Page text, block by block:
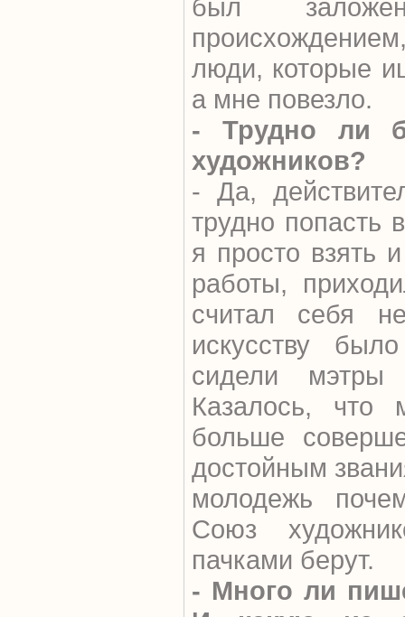
был
люди, которые
а мне повезло.
- Трудно ли
художников?
- Да,
трудно попасть
я просто взять
работы,
считал себя
искусству
сидели мэтры
Казалось, что
больше
достойным
молодежь
Союз
пачками берут.
- Много ли